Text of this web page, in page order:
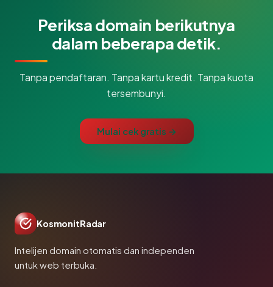
Periksa domain berikutnya
dalam beberapa detik.
Tanpa pendaftaran. Tanpa kartu kredit. Tanpa kuota
tersembunyi.
Mulai cek gratis →
KosmonitRadar
Intelijen domain otomatis dan independen
untuk web terbuka.